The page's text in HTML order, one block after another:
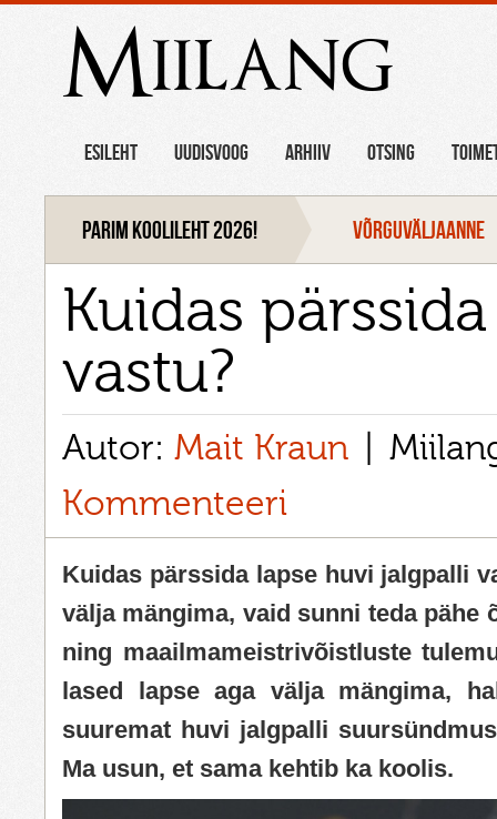
Miilang
ESILEHT UUDISVOOG ARHIIV OTSING
Parim koolileht 2026! VÕRGUVÄLJAANNE
Kuidas
vastu?
Autor: Mait Kraun
Kommenteeri
Kuidas pärssida lapse huvi jalgpalli
välja mängima, vaid sunni teda pähe
ning maailmameistrivõistluste
lased lapse aga välja mängima,
suuremat huvi jalgpalli
Ma usun, et sama kehtib ka koolis.